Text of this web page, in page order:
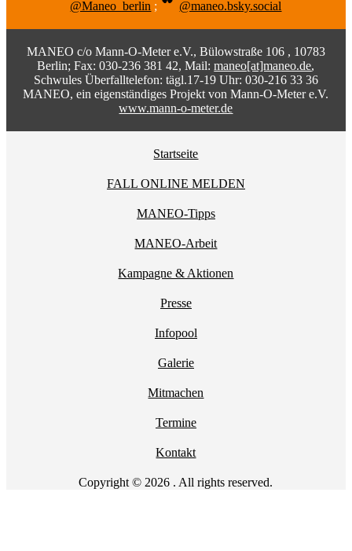
@Maneo_berlin ; @maneo.bsky.social
MANEO c/o Mann-O-Meter e.V., Bülowstraße 106 , 10783
Berlin; Fax: 030-236 381 42, Mail:maneo[at]maneo.de,
Schwules Überfalltelefon: tägl.17-19 Uhr: 030-216 33 36
MANEO, ein eigenständiges Projekt von Mann-O-Meter e.V.
www.mann-o-meter.de
Startseite
FALL ONLINE MELDEN
MANEO-Tipps
MANEO-Arbeit
Kampagne & Aktionen
Presse
Infopool
Galerie
Mitmachen
Termine
Kontakt
Copyright © 2026 . All rights reserved.